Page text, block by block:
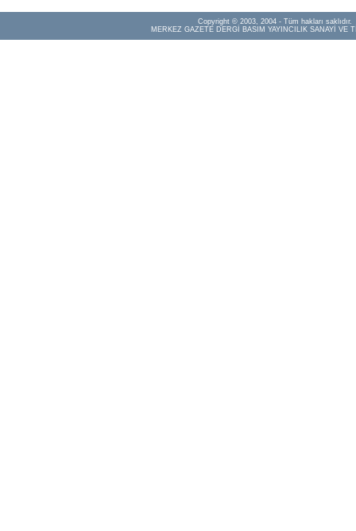
Copyright © 2003, 2004 - Tüm hakları saklıdır.
MERKEZ GAZETE DERGİ BASIM YAYINCILIK SANAYİ VE